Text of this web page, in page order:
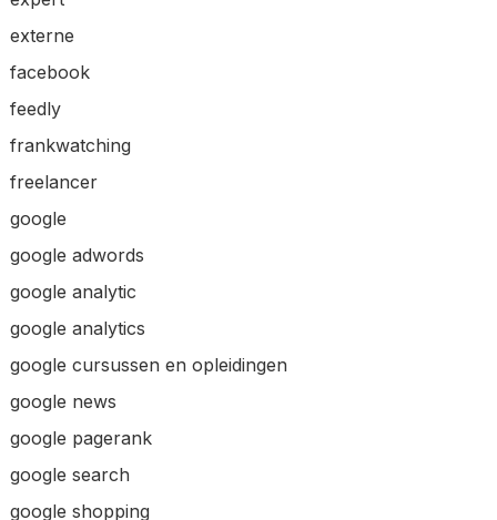
externe
facebook
feedly
frankwatching
freelancer
google
google adwords
google analytic
google analytics
google cursussen en opleidingen
google news
google pagerank
google search
google shopping